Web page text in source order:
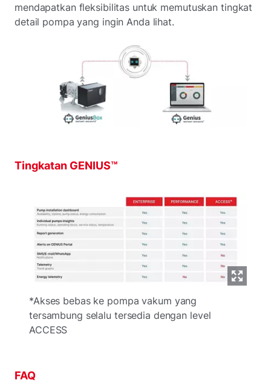
mendapatkan fleksibilitas untuk memutuskan tingkat
detail pompa yang ingin Anda lihat.
Tingkatan GENIUS™
*Akses bebas ke pompa vakum yang
tersambung selalu tersedia dengan level
ACCESS
FAQ